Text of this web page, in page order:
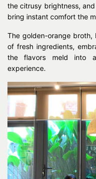
the citrusy brightness,
bring instant comfort the
The golden-orange broth,
of fresh ingredients,
the flavors meld into
experience.